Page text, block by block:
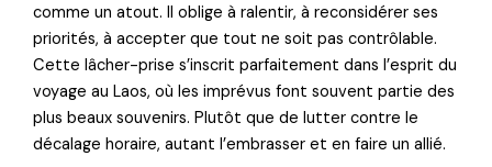
comme un atout. Il oblige à ralentir, à reconsidérer ses
priorités, à accepter que tout ne soit pas contrôlable.
Cette lâcher-prise s’inscrit parfaitement dans l’esprit du
voyage au Laos, où les imprévus font souvent partie des
plus beaux souvenirs. Plutôt que de lutter contre le
décalage horaire, autant l’embrasser et en faire un allié.